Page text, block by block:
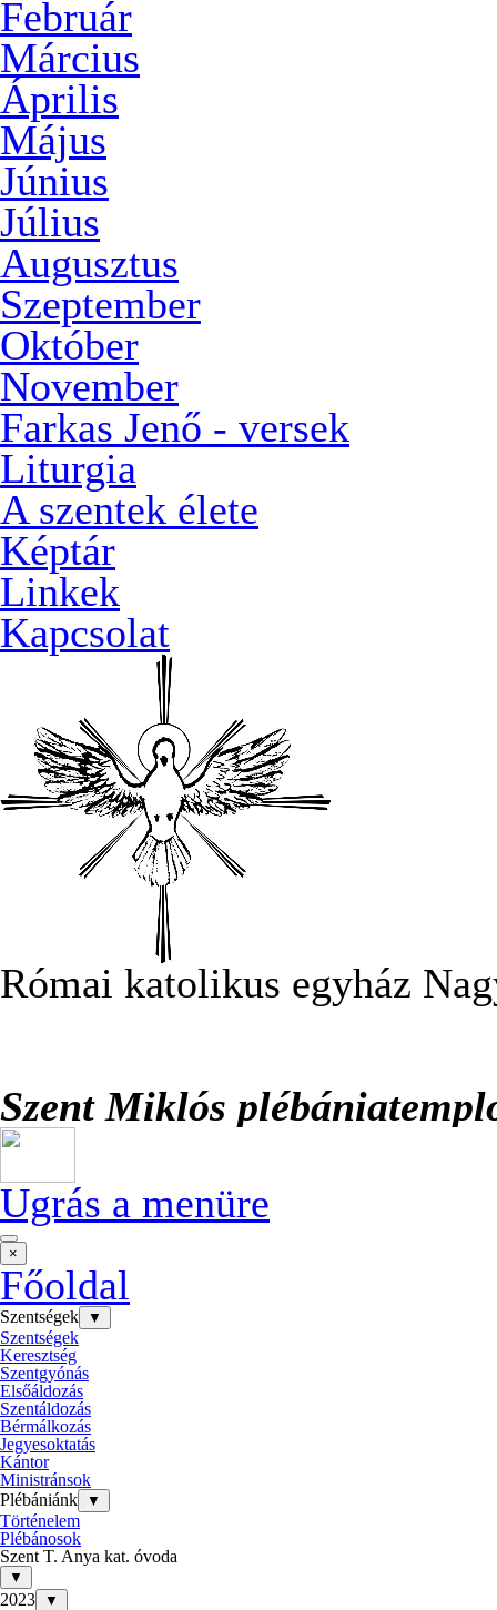
Február
Március
Április
Május
Június
Július
Augusztus
Szeptember
Október
November
Farkas Jenő - versek
Liturgia
A szentek élete
Képtár
Linkek
Kapcsolat
Római katolikus egyház
Szent Miklós
Ugrás a menüre
×
Főoldal
Szentségek ▼
Szentségek
Keresztség
Szentgyónás
Elsőáldozás
Szentáldozás
Bérmálkozás
Jegyesoktatás
Kántor
Ministránsok
Plébániánk
▼
Történelem
Plébánosok
Szent T. Anya kat. óvoda
▼
2023 ▼